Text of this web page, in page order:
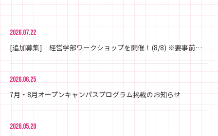
2026.07.22
[追加募集] 経営学部ワークショップを開催！(8/8) ※要事前申込
2026.06.25
7月・8月オープンキャンパスプログラム掲載のお知らせ
2026.05.20